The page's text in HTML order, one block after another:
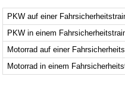
PKW auf einer
PKW in einem
Motorrad auf einer
Motorrad in einem